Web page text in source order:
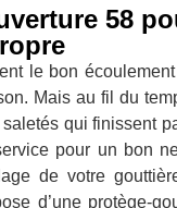
58
le bon
Mais au fil du
qui finissent
pour un bon
de votre
d’une protège-